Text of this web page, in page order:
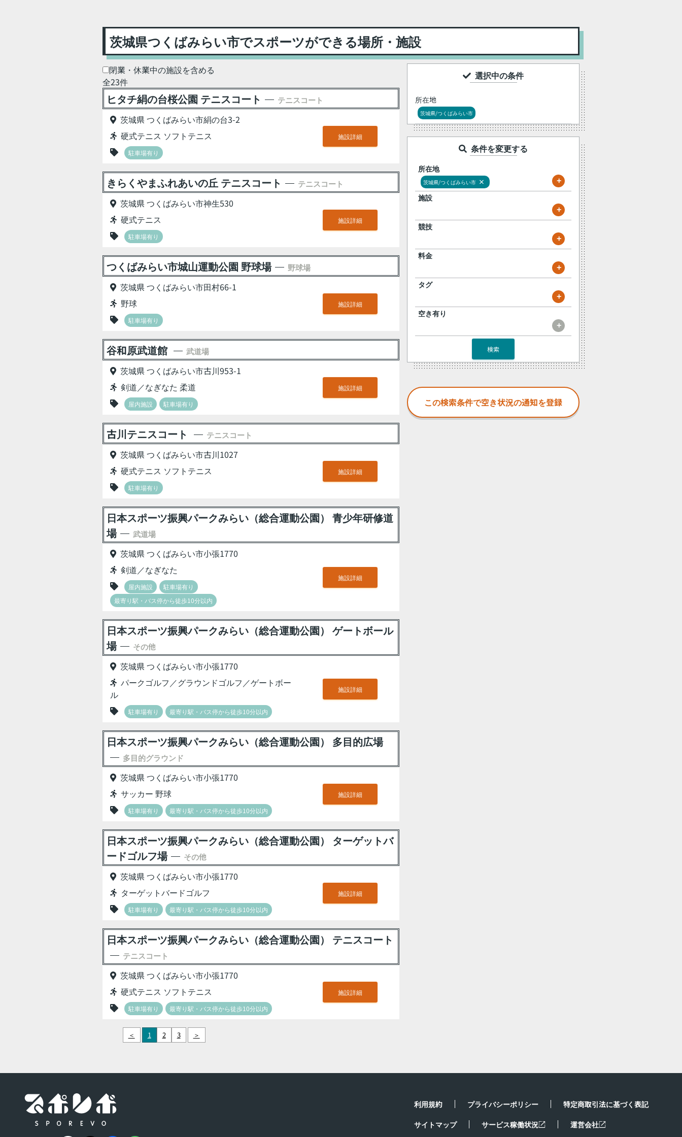
茨城県つくばみらい市でスポーツができる場所・施設
閉業・休業中の施設を含める
全23件
ヒタチ絹の台桜公園 テニスコート テニスコート
茨城県 つくばみらい市絹の台3-2
硬式テニス ソフトテニス
駐車場有り
施設詳細
きらくやまふれあいの丘 テニスコート テニスコート
茨城県 つくばみらい市神生530
硬式テニス
駐車場有り
施設詳細
つくばみらい市城山運動公園 野球場 野球場
茨城県 つくばみらい市田村66-1
野球
駐車場有り
施設詳細
谷和原武道館 武道場
茨城県 つくばみらい市古川953-1
剣道／なぎなた 柔道
屋内施設 駐車場有り
施設詳細
古川テニスコート テニスコート
茨城県 つくばみらい市古川1027
硬式テニス ソフトテニス
駐車場有り
施設詳細
日本スポーツ振興パークみらい（総合運動公園） 青少年研修道
場
武道場
茨城県 つくばみらい市小張1770
剣道／なぎなた
屋内施設
駐車場有り
最寄り駅・バス停から徒歩10分以内
施設詳細
日本スポーツ振興パークみらい（総合運動公園） ゲートボール
場
その他
茨城県 つくばみらい市小張1770
パークゴルフ／グラウンドゴルフ／ゲートボー
ル
駐車場有り 最寄り駅・バス停から徒歩10分以内
施設詳細
日本スポーツ振興パークみらい（総合運動公園） 多目的広場
多目的グラウンド
茨城県 つくばみらい市小張1770
サッカー 野球
駐車場有り 最寄り駅・バス停から徒歩10分以内
施設詳細
日本スポーツ振興パークみらい（総合運動公園） ターゲットバ
ードゴルフ場
その他
茨城県 つくばみらい市小張1770
ターゲットバードゴルフ
駐車場有り 最寄り駅・バス停から徒歩10分以内
施設詳細
日本スポーツ振興パークみらい（総合運動公園） テニスコート
テニスコート
茨城県 つくばみらい市小張1770
硬式テニス ソフトテニス
駐車場有り 最寄り駅・バス停から徒歩10分以内
施設詳細
＜ 1 2 3 ＞
選択中の条件
所在地
茨城県/つくばみらい市
条件を変更する
所在地
茨城県/つくばみらい市 × +
施設
+
競技
+
料金
+
タグ
+
空き有り
+
検索
利用規約 プライバシーポリシー
特定商取引法に基づく表記
サイトマップ
サービス稼働状況 運営会社